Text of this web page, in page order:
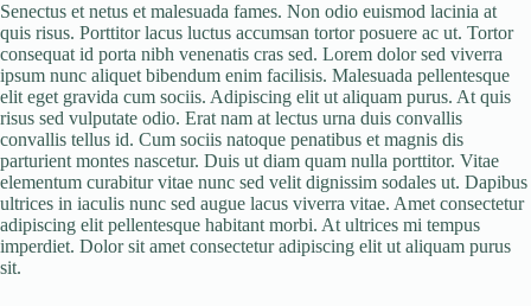
Senectus et netus et malesuada fames. Non odio euismod lacinia at
quis risus. Porttitor lacus luctus accumsan tortor posuere ac ut. Tortor
consequat id porta nibh venenatis cras sed. Lorem dolor sed viverra
ipsum nunc aliquet bibendum enim facilisis. Malesuada pellentesque
elit eget gravida cum sociis. Adipiscing elit ut aliquam purus. At quis
risus sed vulputate odio. Erat nam at lectus urna duis convallis
convallis tellus id. Cum sociis natoque penatibus et magnis dis
parturient montes nascetur. Duis ut diam quam nulla porttitor. Vitae
elementum curabitur vitae nunc sed velit dignissim sodales ut. Dapibus
ultrices in iaculis nunc sed augue lacus viverra vitae. Amet consectetur
adipiscing elit pellentesque habitant morbi. At ultrices mi tempus
imperdiet. Dolor sit amet consectetur adipiscing elit ut aliquam purus
sit.